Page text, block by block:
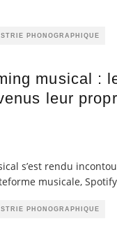
PHONOGRAPHIQUE
musical :
leur
s’est rendu
musicale,
PHONOGRAPHIQUE